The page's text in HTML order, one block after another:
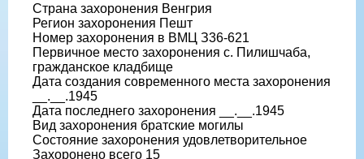
Страна захоронения Венгрия
Регион захоронения Пешт
Номер захоронения в ВМЦ З36-621
Первичное место захоронения с. Пилишчаба,
гражданское кладбище
Дата создания современного места захоронения
__.__.1945
Дата последнего захоронения __.__.1945
Вид захоронения братские могилы
Состояние захоронения удовлетворительное
Захоронено всего 15